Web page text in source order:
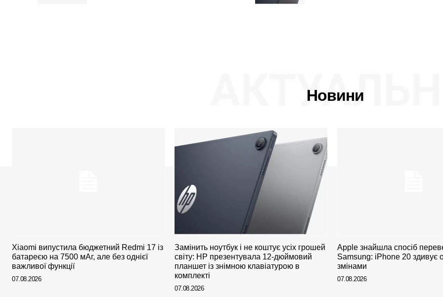
Новини
Xiaomi випустила бюджетний Redmi 17 із
батареєю на 7500 мАг, але без однієї
важливої функції
07.08.2026
Замінить ноутбук і не коштує усіх грошей
світу: HP презентувала 12-дюймовий
планшет із знімною клавіатурою в
комплекті
07.08.2026
Apple знайшла спосіб
Samsung: iPhone 20 здивує
змінами
07.08.2026